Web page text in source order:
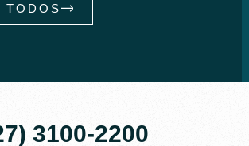
TODOS
3100-2200​